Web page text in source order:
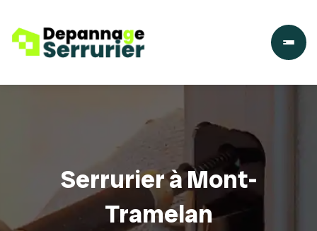
Serrurier à Mont-
Tramelan